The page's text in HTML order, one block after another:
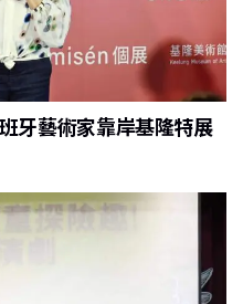
牙藝術家靠岸基隆特展